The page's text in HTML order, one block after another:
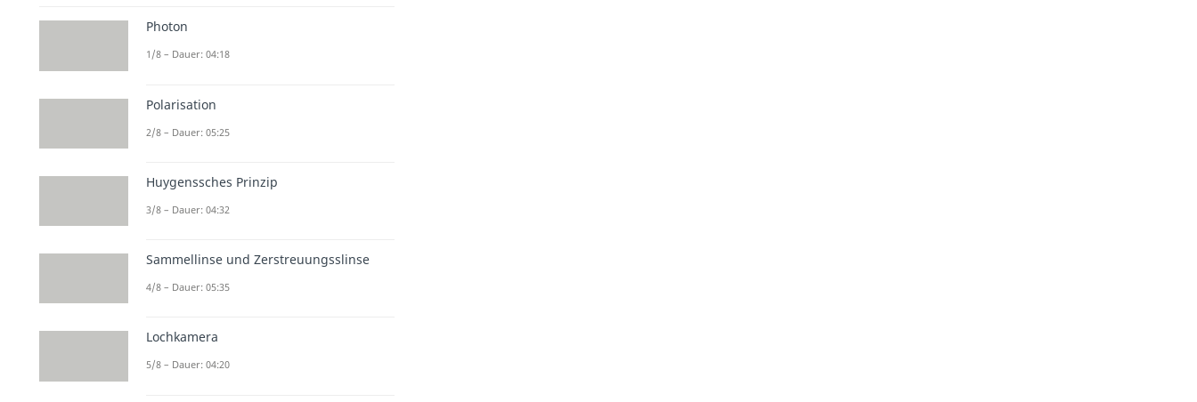
Photon
1/8 – Dauer: 04:18
Polarisation
2/8 – Dauer: 05:25
Huygenssches Prinzip
3/8 – Dauer: 04:32
Sammellinse und Zerstreuungsslinse
4/8 – Dauer: 05:35
Lochkamera
5/8 – Dauer: 04:20